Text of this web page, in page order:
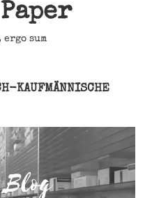
sum
KAUFMÄNNISCHE